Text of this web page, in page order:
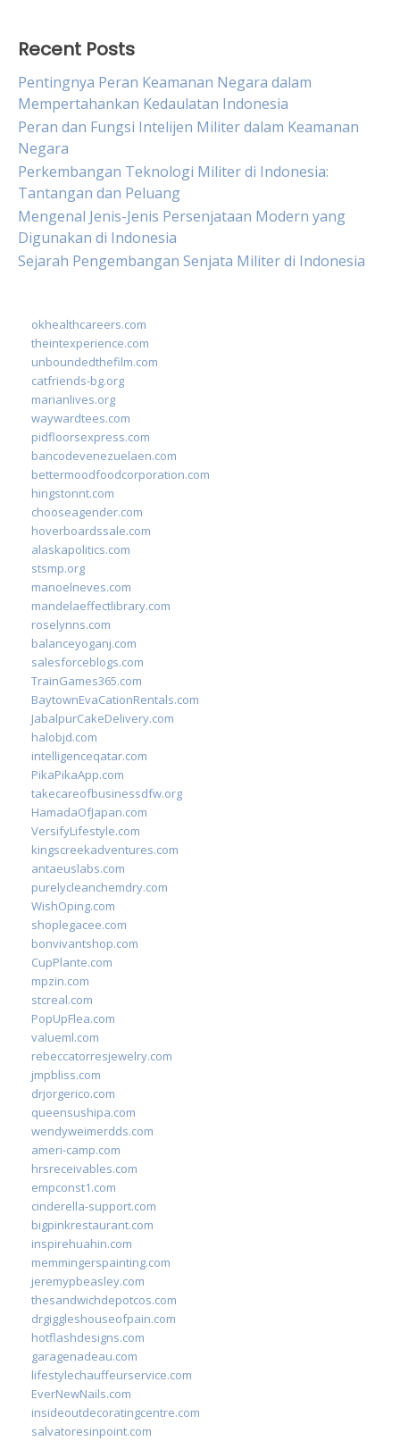
Recent Posts
Pentingnya Peran Keamanan Negara dalam
Mempertahankan Kedaulatan Indonesia
Peran dan Fungsi Intelijen Militer dalam Keamanan
Negara
Perkembangan Teknologi Militer di Indonesia:
Tantangan dan Peluang
Mengenal Jenis-Jenis Persenjataan Modern yang
Digunakan di Indonesia
Sejarah Pengembangan Senjata Militer di Indonesia
okhealthcareers.com
theintexperience.com
unboundedthefilm.com
catfriends-bg.org
marianlives.org
waywardtees.com
pidfloorsexpress.com
bancodevenezuelaen.com
bettermoodfoodcorporation.com
hingstonnt.com
chooseagender.com
hoverboardssale.com
alaskapolitics.com
stsmp.org
manoelneves.com
mandelaeffectlibrary.com
roselynns.com
balanceyoganj.com
salesforceblogs.com
TrainGames365.com
BaytownEvaCationRentals.com
JabalpurCakeDelivery.com
halobjd.com
intelligenceqatar.com
PikaPikaApp.com
takecareofbusinessdfw.org
HamadaOfJapan.com
VersifyLifestyle.com
kingscreekadventures.com
antaeuslabs.com
purelycleanchemdry.com
WishOping.com
shoplegacee.com
bonvivantshop.com
CupPlante.com
mpzin.com
stcreal.com
PopUpFlea.com
valueml.com
rebeccatorresjewelry.com
jmpbliss.com
drjorgerico.com
queensushipa.com
wendyweimerdds.com
ameri-camp.com
hrsreceivables.com
empconst1.com
cinderella-support.com
bigpinkrestaurant.com
inspirehuahin.com
memmingerspainting.com
jeremypbeasley.com
thesandwichdepotcos.com
drgiggleshouseofpain.com
hotflashdesigns.com
garagenadeau.com
lifestylechauffeurservice.com
EverNewNails.com
insideoutdecoratingcentre.com
salvatoresinpoint.com